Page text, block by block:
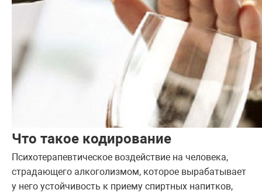
Что такое кодирование
Психотерапевтическое воздействие на человека,
страдающего алкоголизмом, которое вырабатывает
у него устойчивость к приему спиртных напитков,